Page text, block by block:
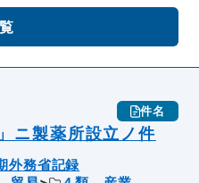
件名
ニ製薬所設立ノ件
外務省記録